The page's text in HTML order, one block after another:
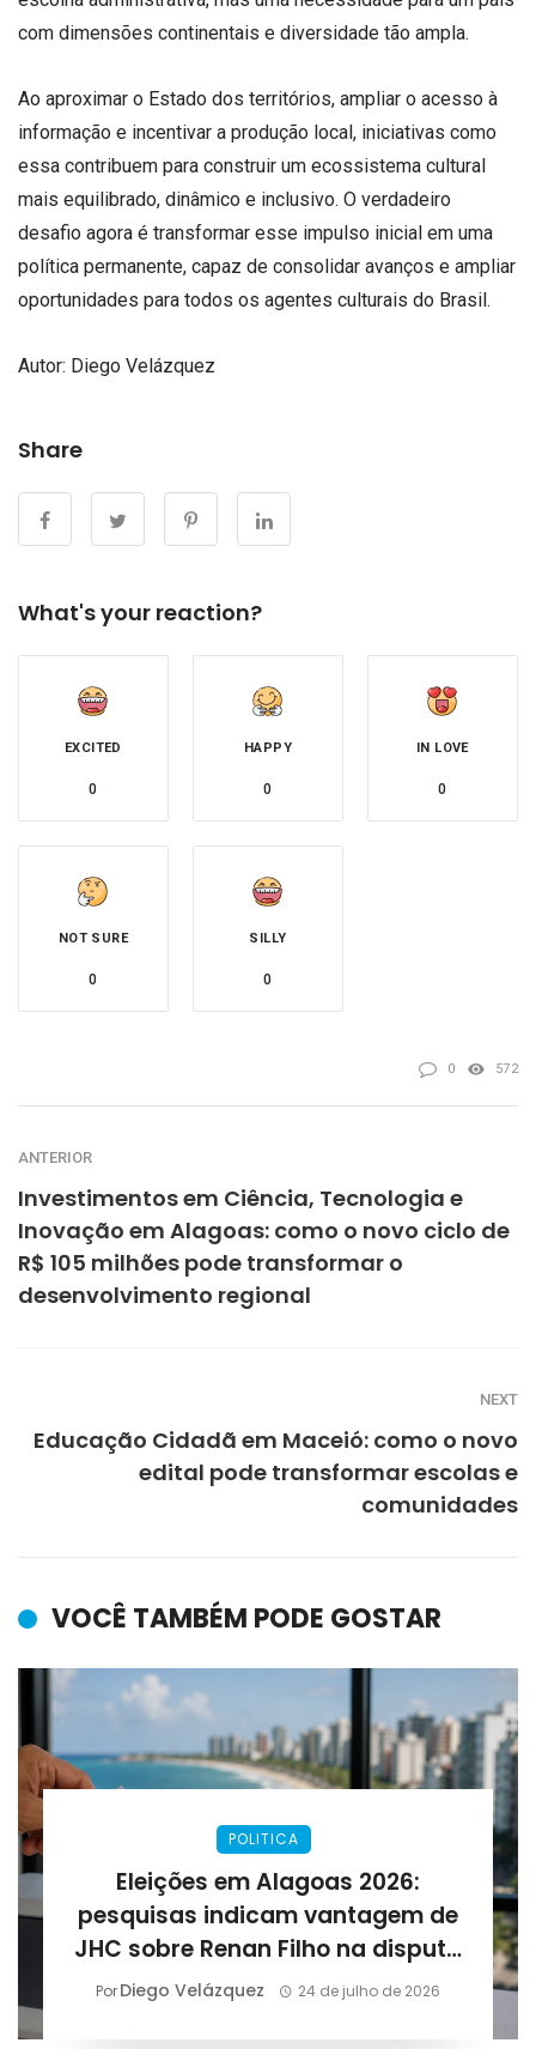
com dimensões continentais e diversidade tão ampla.
Ao aproximar o Estado dos territórios, ampliar o acesso à
informação e incentivar a produção local, iniciativas como
essa contribuem para construir um ecossistema cultural
mais equilibrado, dinâmico e inclusivo. O verdadeiro
desafio agora é transformar esse impulso inicial em uma
política permanente, capaz de consolidar avanços e ampliar
oportunidades para todos os agentes culturais do Brasil.
Autor: Diego Velázquez
Share
What's your reaction?
EXCITED
0
HAPPY
0
IN LOVE
0
NOT SURE
0
SILLY
0
0 572
ANTERIOR
Investimentos em Ciência, Tecnologia e
Inovação em Alagoas: como o novo ciclo de
R$ 105 milhões pode transformar o
desenvolvimento regional
NEXT
Educação Cidadã em Maceió: como o novo
edital pode transformar escolas e
comunidades
VOCÊ TAMBÉM PODE GOSTAR
POLITICA
Eleições em Alagoas 2026:
pesquisas indicam vantagem de
JHC sobre Renan Filho na disputa
pelo governo
PorDiego Velázquez 24 de julho de 2026